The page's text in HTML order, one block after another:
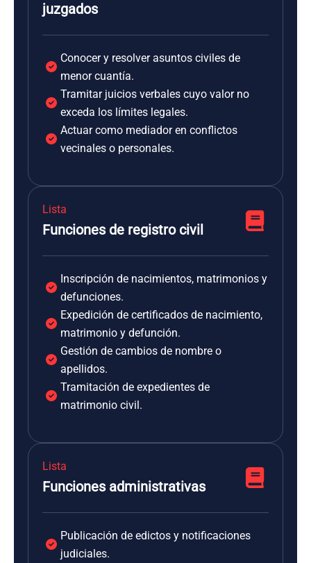
juzgados
Conocer y resolver asuntos civiles de
menor cuantía.
Tramitar juicios verbales cuyo valor no
exceda los límites legales.
Actuar como mediador en conflictos
vecinales o personales.
Lista
Funciones de registro civil
Inscripción de nacimientos, matrimonios y
defunciones.
Expedición de certificados de nacimiento,
matrimonio y defunción.
Gestión de cambios de nombre o
apellidos.
Tramitación de expedientes de
matrimonio civil.
Lista
Funciones administrativas
Publicación de edictos y notificaciones
judiciales.